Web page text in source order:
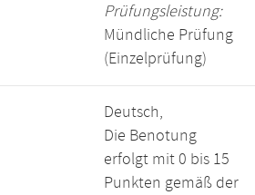
Prüfungsleistung:
Mündliche Prüfung
(Einzelprüfung)
Deutsch,
Die Benotung
erfolgt mit 0 bis 15
Punkten gemäß der